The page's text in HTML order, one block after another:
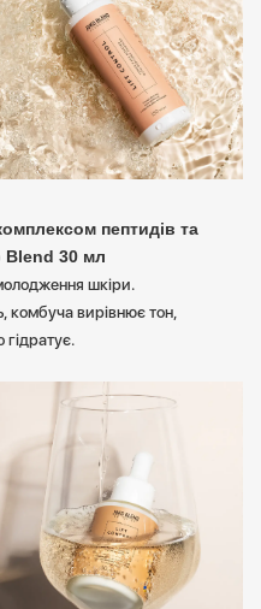
пептидів та
30 мл
шкіри.
комбуча вирівнює тон,
гідратує.